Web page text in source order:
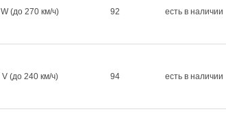
W (до 270 км/ч) 92 есть в наличии
V (до 240 км/ч) 94 есть в наличии